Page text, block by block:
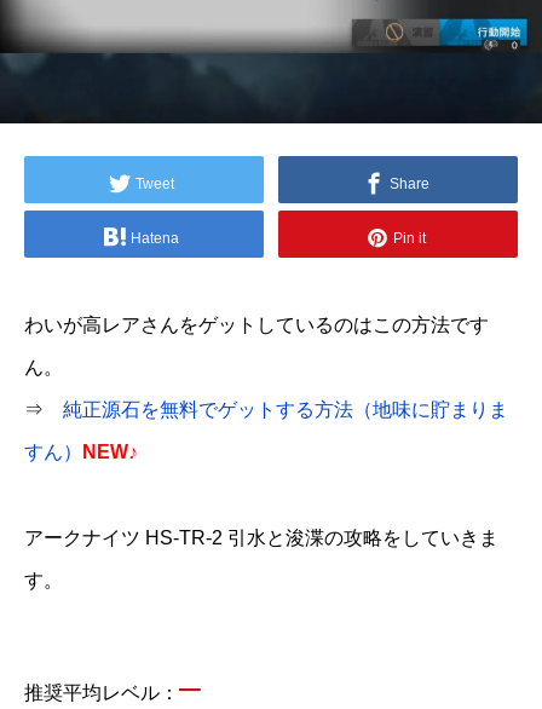
Tweet Share
Hatena Pin it
わいが高レアさんをゲットしているのはこの方法です
ん。
⇒ 純正源石を無料でゲットする方法（地味に貯まりま
すん） NEW♪
アークナイツ HS-TR-2 引水と浚渫の攻略をしていきま
す。
推奨平均レベル： –